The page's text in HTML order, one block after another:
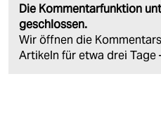
Die Kommentarfunktion
geschlossen.
Wir öffnen die
Artikeln für etwa drei Tage